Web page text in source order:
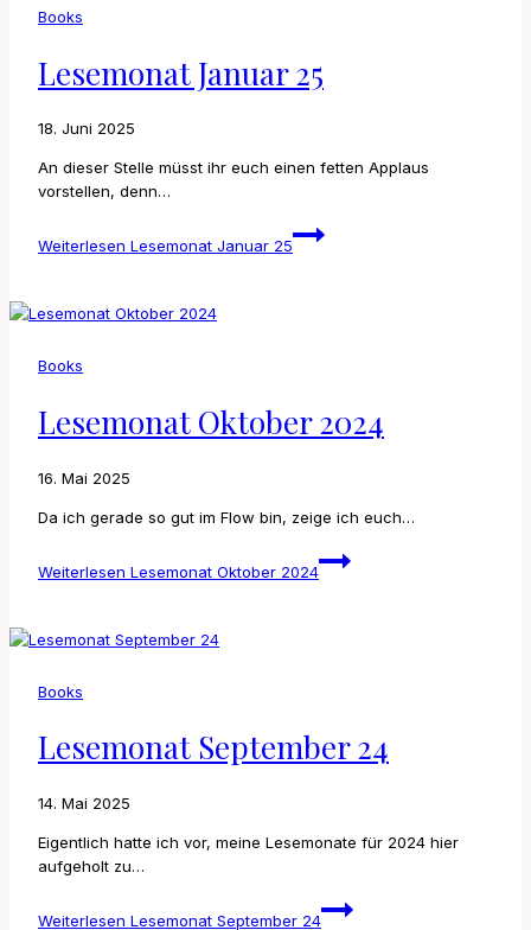
Books
Lesemonat Januar 25
18. Juni 2025
An dieser Stelle müsst ihr euch einen fetten Applaus
vorstellen, denn…
Weiterlesen Lesemonat Januar 25
Books
Lesemonat Oktober 2024
16. Mai 2025
Da ich gerade so gut im Flow bin, zeige ich euch…
Weiterlesen Lesemonat Oktober 2024
Books
Lesemonat September 24
14. Mai 2025
Eigentlich hatte ich vor, meine Lesemonate für 2024 hier
aufgeholt zu…
Weiterlesen Lesemonat September 24